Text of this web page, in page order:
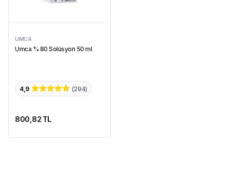
UMCA
Umca % 80 Solüsyon 50 ml
4,9 (294)
800,82 TL